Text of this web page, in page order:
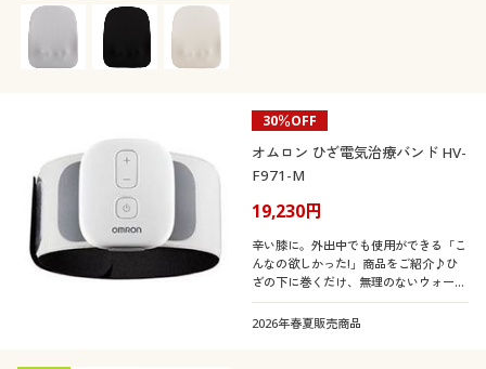
30％OFF
オムロン ひざ電気治療バンド HV-
F971-M
19,230円
辛い膝に。外出中でも使用ができる「こ
んなの欲しかった!」商品をご紹介♪ひ
ざの下に巻くだけ、無理のないウォーキ
ングを。歩行時のひざの痛みを和らげ、
ウォーキングをサポートするオムロンの
2026年春夏販売商品